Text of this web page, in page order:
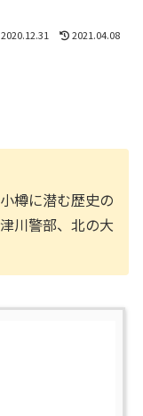
2020.12.31 2021.04.08
樽に潜む歴史の
川警部、北の大